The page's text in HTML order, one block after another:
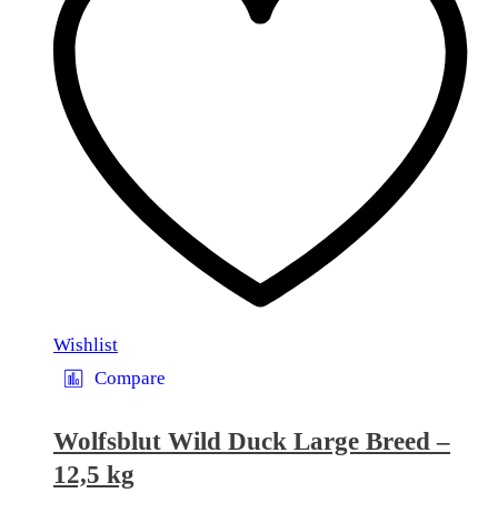
Wishlist
Compare
Wolfsblut Wild Duck Large Breed –
12,5 kg